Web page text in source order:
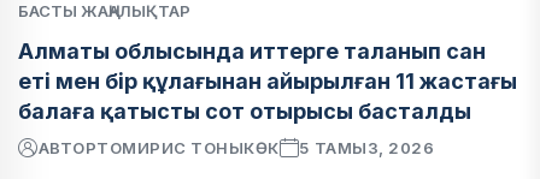
БАСТЫ ЖАҢАЛЫҚТАР
Алматы облысында иттерге таланып сан
еті мен бір құлағынан айырылған 11 жастағы
балаға қатысты сот отырысы басталды
АВТОРТОМИРИС ТОНЫКӨК 5 ТАМЫЗ, 2026